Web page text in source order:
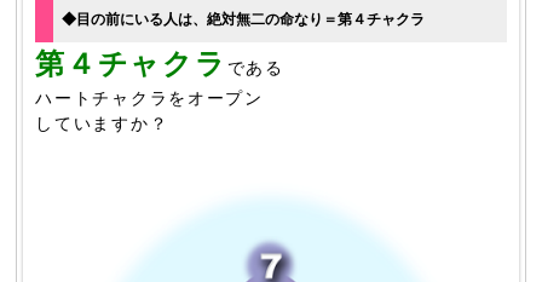
◆目の前にいる人は、絶対無二の命なり＝第４チャクラ
第４チャクラ である
ハートチャクラをオープン
していますか？